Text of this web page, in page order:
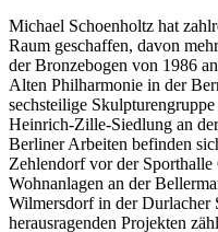
Michael Schoenholtz hat
Raum geschaffen, davon
der Bronzebogen von 1986
Alten Philharmonie in der
sechsteilige
Heinrich-Zille-Siedlung an
Berliner Arbeiten befinden
Zehlendorf vor der
Wohnanlagen an der
Wilmersdorf in der Durlacher
herausragenden Projekten